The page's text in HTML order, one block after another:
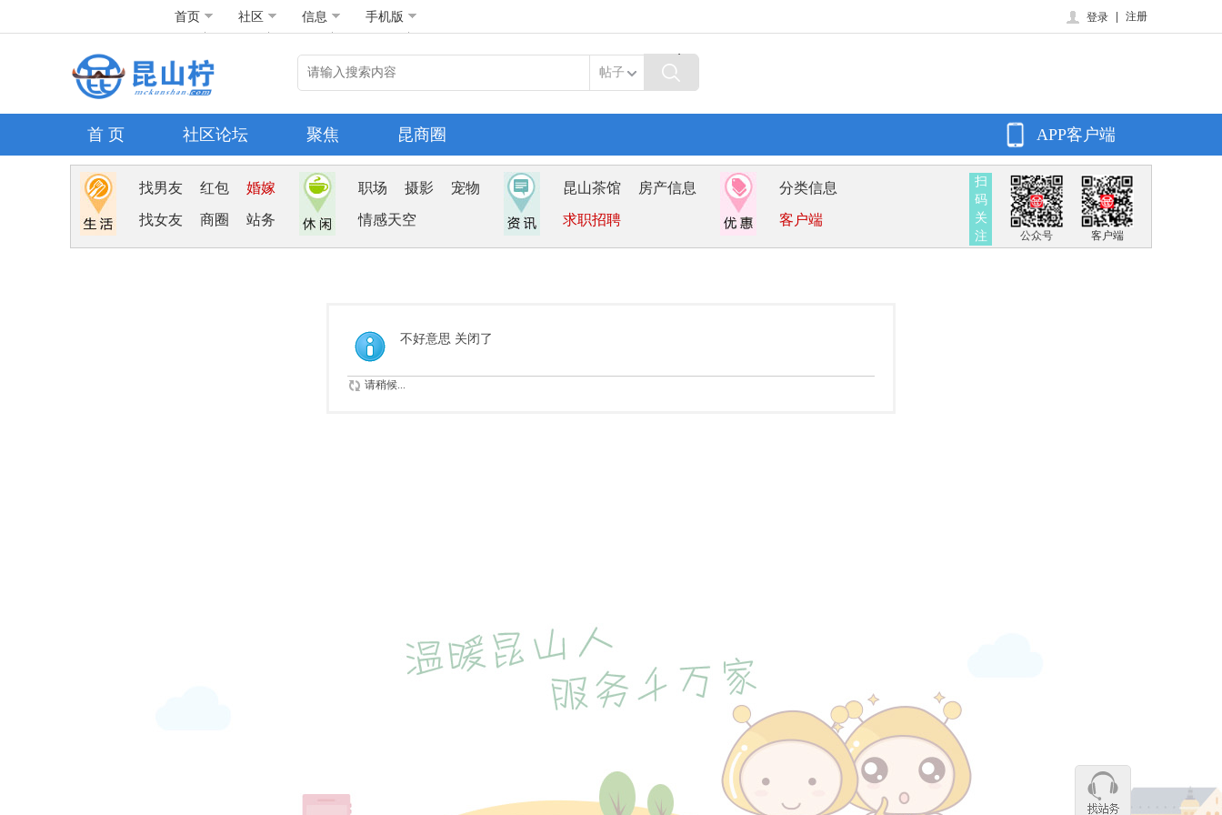
首页 社区 信息 手机版 登录 注册
帖子
首 页 社区论坛 聚焦 昆商圈 APP客户端
找男友 红包 婚嫁
找女友 商圈 站务
职场 摄影 宠物
情感天空
昆山茶馆 房产信息
求职招聘
分类信息
客户端
扫
码
关
注
公众号 客户端
不好意思 关闭了
请稍候...